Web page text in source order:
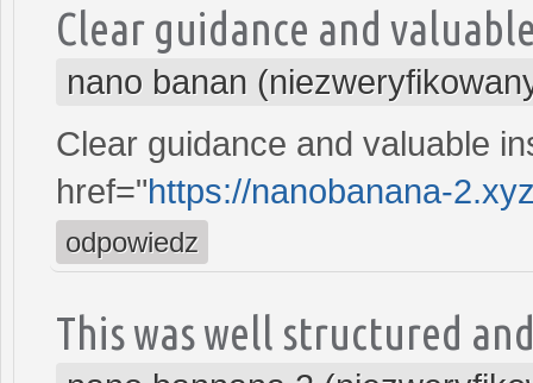
Clear guidance and
nano banan
Clear guidance and valuable
href="https://nanobanana-
odpowiedz
This was well structured